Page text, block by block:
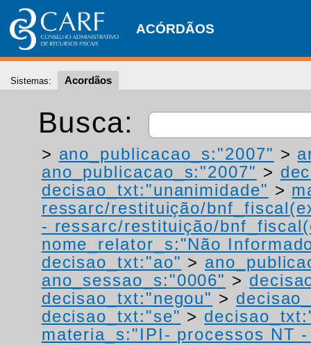
ACÓRDÃOS
Sistemas: Acordãos
Busca:
> ano_publicacao_s:"2007" >
ano_publicacao_s:"2007" >
decisao_txt:"unanimidade" >
ressarc/restituição/
- ressarc/restituição/
nome_relator_s:"Não
decisao_txt:"ao" >
ano_sessao_s:"0006" >
decisao_txt:"negou" >
decisao_txt:"se" >
materia_s:"IPI- processos NT